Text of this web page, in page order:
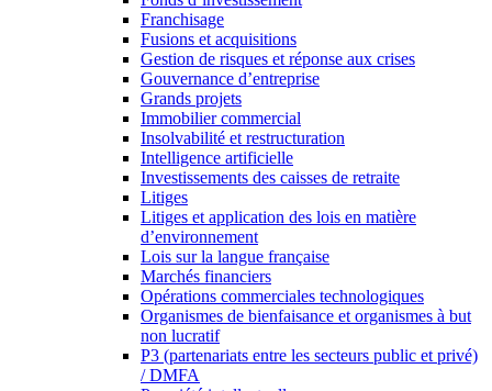
Franchisage
Fusions et acquisitions
Gestion de risques et réponse aux crises
Gouvernance d’entreprise
Grands projets
Immobilier commercial
Insolvabilité et restructuration
Intelligence artificielle
Investissements des caisses de retraite
Litiges
Litiges et application des lois en matière
d’environnement
Lois sur la langue française
Marchés financiers
Opérations commerciales technologiques
Organismes de bienfaisance et organismes à but
non lucratif
P3 (partenariats entre les secteurs public et privé)
/ DMFA